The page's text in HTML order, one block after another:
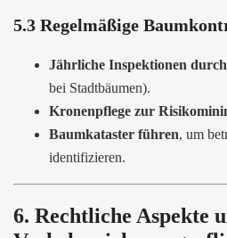
5.3 Regelmäßige
Jährliche Inspektionen
bei Stadtbäumen).
Kronenpflege zur
Baumkataster führen, um
identifizieren.
6. Rechtliche Aspekte